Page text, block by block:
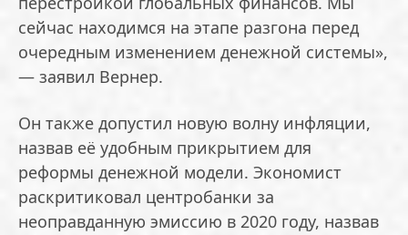
сейчас находимся на этапе разгона перед
очередным изменением денежной системы»,
— заявил Вернер.
Он также допустил новую волну инфляции,
назвав её удобным прикрытием для
реформы денежной модели. Экономист
раскритиковал центробанки за
неоправданную эмиссию в 2020 году, назвав